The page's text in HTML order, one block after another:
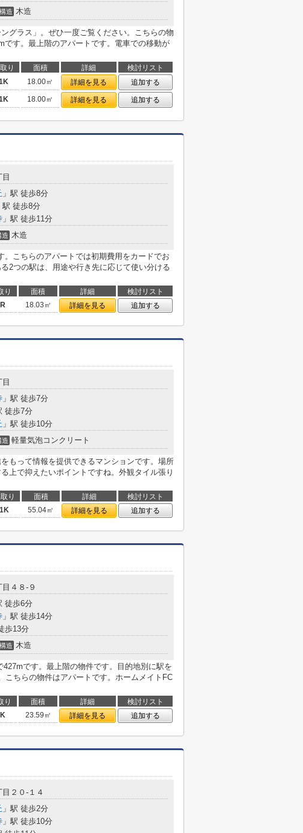
構造 木造
グラス」。ぜひ一度ご覧ください。こちらの物
です。最上階のアパートです。電車での移動が
り 面積 詳細
検討リスト
18.00㎡ 詳細を見る
追加する
18.00㎡ 詳細を見る 追加する
目
」駅 徒歩8分
駅 徒歩8分
」駅 徒歩11分
造 木造
。こちらのアパートでは初期費用をカードでお
2つの駅は、用途や行き先に応じて使い分ける
り 面積 詳細
検討リスト
18.03㎡ 詳細を見る 追加する
目
」駅 徒歩7分
徒歩7分
」駅 徒歩10分
造 軽量気泡コンクリート
もって情報を提供できるマンションです。場所
上で抑えたいポイントですね。外観タイル張り
り 面積 詳細
検討リスト
1K 55.04㎡ 詳細を見る 追加する
目４８-９
徒歩6分
」駅 徒歩14分
歩13分
構造 木造
です。最上階の物件です。目的地別に駅を
こちらの物件はアパートです。ホームメイトFC
り 面積 詳細
検討リスト
23.59㎡ 詳細を見る 追加する
目２０-１４
」駅 徒歩2分
」駅 徒歩10分